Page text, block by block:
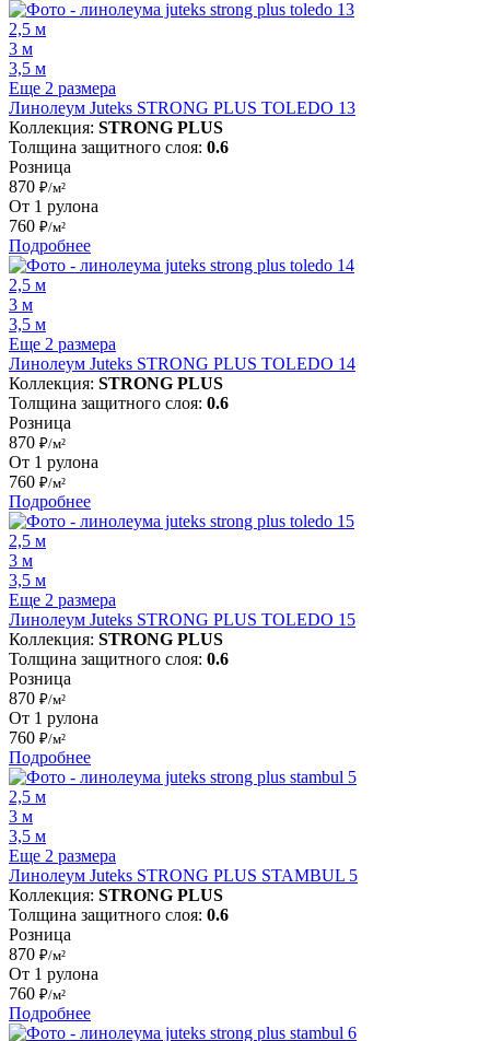
2,5 м
3 м
3,5 м
Еще 2 размера
Линолеум Juteks STRONG PLUS TOLEDO 13
Коллекция: STRONG PLUS
Толщина защитного слоя: 0.6
Розница
870 ₽/м²
От 1 рулона
760 ₽/м²
Подробнее
2,5 м
3 м
3,5 м
Еще 2 размера
Линолеум Juteks STRONG PLUS TOLEDO 14
Коллекция: STRONG PLUS
Толщина защитного слоя: 0.6
Розница
870 ₽/м²
От 1 рулона
760 ₽/м²
Подробнее
2,5 м
3 м
3,5 м
Еще 2 размера
Линолеум Juteks STRONG PLUS TOLEDO 15
Коллекция: STRONG PLUS
Толщина защитного слоя: 0.6
Розница
870 ₽/м²
От 1 рулона
760 ₽/м²
Подробнее
2,5 м
3 м
3,5 м
Еще 2 размера
Линолеум Juteks STRONG PLUS STAMBUL 5
Коллекция: STRONG PLUS
Толщина защитного слоя: 0.6
Розница
870 ₽/м²
От 1 рулона
760 ₽/м²
Подробнее